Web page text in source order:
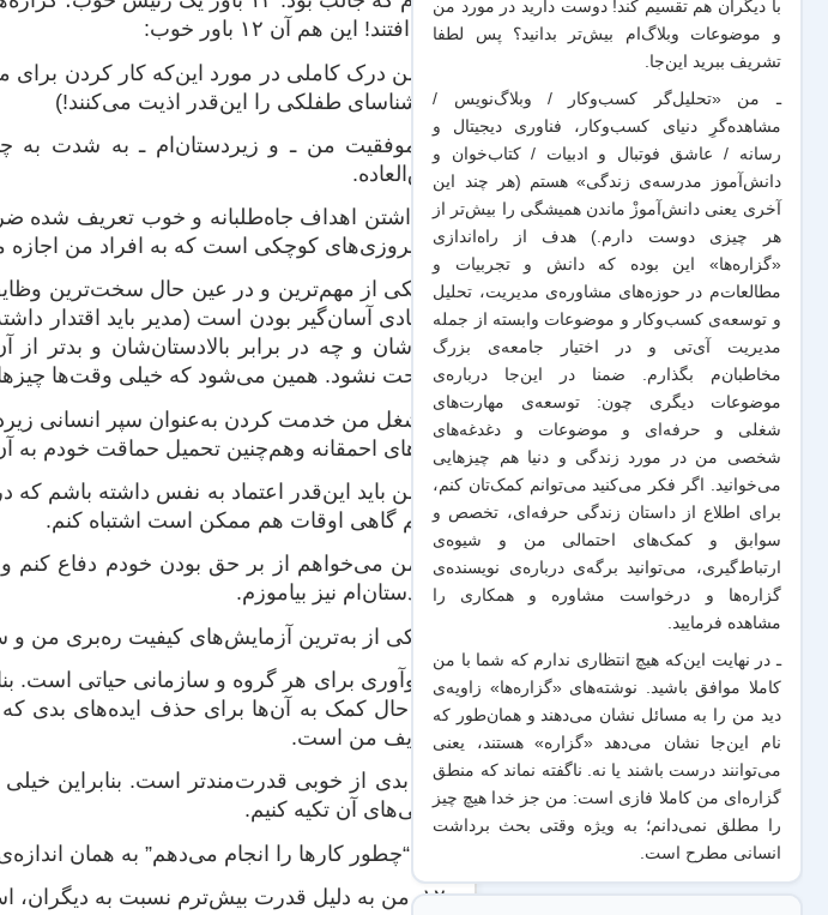
نمی‌افتند! این هم آن ۱۲ باور خوب:
۱. من درک کاملی در مورد این‌که کار کردن برای
کارشناسای طفلکی را این‌قدر اذیت می‌کنند!)
۲. موفقیت من ـ و زیردستان‌ام ـ به شدت به
فوق‌العاده.
۳. داشتن اهداف جاه‌طلبانه و خوب تعریف شده
بر پیروزی‌های کوچکی است که به افراد من اجازه
۴- یکی از مهم‌ترین و در عین حال سخت‌ترین
و زیادی آسان‌گیر بودن است (مدیر باید اقتدار
خودشان و چه در برابر بالادستان‌شان و بدتر
ناراحت نشود. همین می‌شود که خیلی وقت‌ها
۵. شغل من خدمت کردن به‌عنوان سپر انسانی
کارهای احمقانه وهم‌چنین تحمیل حماقت خودم به
۶. من باید این‌قدر اعتماد به نفس داشته باشم
بدانم گاهی اوقات هم ممکن است اشتباه کنم.
۷. من می‌خواهم از بر حق بودن خودم دفاع کنم
زیردستان‌ام نیز بیاموزم.
۹. نوآوری برای هر گروه و سازمانی حیاتی است.
این حال کمک به آن‌ها برای حذف ایده‌های بدی که
وظایف من است.
۱۰. بدی از خوبی قدرت‌مندتر است. بنابراین
خوبی‌های آن تکیه کنیم.
۱۲. من به دلیل قدرت بیش‌ترم نسبت به دیگران، استعداد تبدیل شدن به یک آدم احمق بی‌احساس (و نفهمیدن این موضوع!) را دارم.
بادیگران همتقسیم کند! دوست دارید در مورد من
و موضوعات وبلاگ‌ام بیش‌تر بدانید؟ پس لطفا
تشریف ببرید این‌جا.
ـ من «تحلیل‌گر کسب‌وکار / وبلاگ‌نویس /
مشاهده‌گرِ دنیای کسب‌وکار، فناوری دیجیتال و
رسانه / عاشق فوتبال و ادبیات / کتاب‌خوان و
دانش‌آموز مدرسه‌ی زندگی» هستم (هر چند این
آخری یعنی دانش‌آموزْ ماندن همیشگی را بیش‌تر از
هر چیزی دوست دارم.) هدف از راه‌اندازی
«گزاره‌ها» این بوده که دانش و تجربیات‌ و
مطالعات‌م در حوزه‌های مشاوره‌ی مدیریت، تحلیل
و توسعه‌ی کسب‌وکار و موضوعات وابسته از جمله
مدیریت آی‌تی و در اختیار جامعه‌ی بزرگ
مخاطبان‌م بگذارم. ضمنا در این‌جا درباره‌ی
موضوعات دیگری چون: توسعه‌ی مهارت‌های
شغلی و حرفه‌ای و موضوعات و دغدغه‌های
شخصی من در مورد زندگی و دنیا هم چیزهایی
می‌خوانید. اگر فکر می‌کنید می‌توانم کمک‌تان کنم،
برای اطلاع از داستان زندگی حرفه‌ای، تخصص و
سوابق و کمک‌های احتمالی من و شیو‌ه‌ی
ارتباط‌گیری، می‌توانید برگه‌یدرباره‌ی نویسنده‌ی
گزاره‌ها و درخواست مشاوره و همکاری را
مشاهده فرمایید.
ـ در نهایت این‌که هیچ انتظاری ندارم که شما با من
کاملا موافق باشید. نوشته‌های «گزاره‌ها» زاویه‌ی
دید من را به مسائل نشان می‌دهند و همان‌طور که
نام این‌جا نشان می‌دهد «گزاره‌» هستند، یعنی
می‌توانند درست باشند یا نه. ناگفته نماند که منطق
گزاره‌ای من کاملا فازی است: من جز خدا هیچ چیز
را مطلق نمی‌دانم؛ به ویژه وقتی بحث برداشت
انسانی مطرح است.